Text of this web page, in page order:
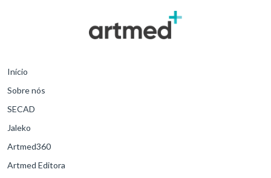
Início
Sobre nós
SECAD
Jaleko
Artmed360
Artmed Editora